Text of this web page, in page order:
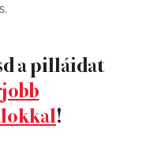
a pilláidat
!